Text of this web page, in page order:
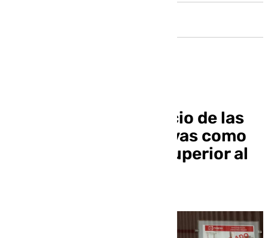
En noviembre, el precio de las
viviendas, tanto nuevas como
usadas, es un 4,3% superior al